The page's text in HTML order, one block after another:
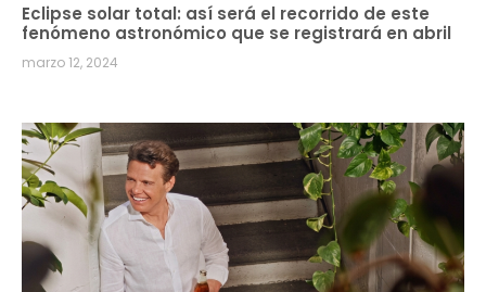
Eclipse solar total: así será el recorrido de este
fenómeno astronómico que se registrará en abril
marzo 12, 2024